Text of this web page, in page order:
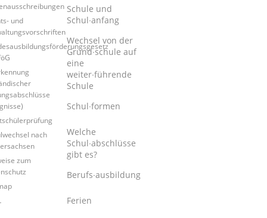
und
nach
zum
Schule und
Schul∙anfang
Wechsel von der
Grund∙schule auf
eine
weiter∙führende
Schule
Schul∙formen
Welche
Schul∙abschlüsse
gibt es?
Berufs∙ausbildung
Ferien